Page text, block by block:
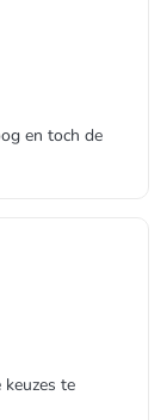
en toch de
te